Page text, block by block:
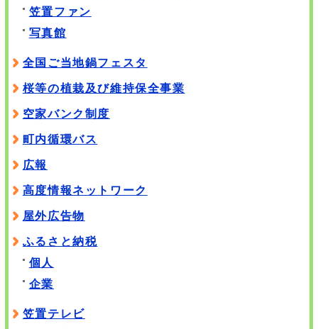
笠置ファン
写真館
全国ご当地鍋フェスタ
桜等の植栽及び維持保全事業
空家バンク制度
町内循環バス
広報
高度情報ネットワーク
屋外広告物
ふるさと納税
個人
企業
笠置テレビ